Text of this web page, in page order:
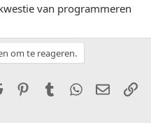
van programmeren
om te reageren.
Reddit PinterestTumblr WhatsApp
E-mail